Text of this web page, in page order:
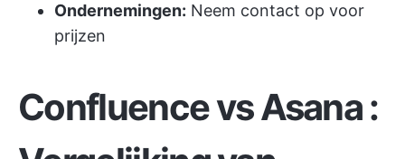
Ondernemingen: Neem contact op voor
prijzen
ConfluencevsAsana: